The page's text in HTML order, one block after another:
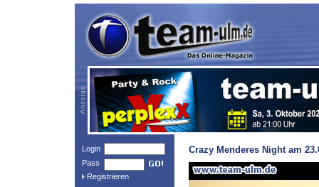
Login
Pass
Registrieren
Crazy Menderes Night am